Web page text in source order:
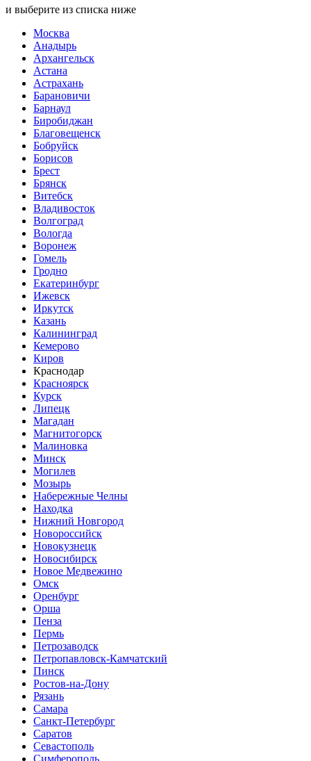
и выберите из списка ниже
Москва
Анадырь
Архангельск
Астана
Астрахань
Барановичи
Барнаул
Биробиджан
Благовещенск
Бобруйск
Борисов
Брест
Брянск
Витебск
Владивосток
Волгоград
Вологда
Воронеж
Гомель
Гродно
Екатеринбург
Ижевск
Иркутск
Казань
Калининград
Кемерово
Киров
Краснодар
Красноярск
Курск
Липецк
Магадан
Магнитогорск
Малиновка
Минск
Могилев
Мозырь
Набережные Челны
Находка
Нижний Новгород
Новороссийск
Новокузнецк
Новосибирск
Новое Медвежино
Омск
Оренбург
Орша
Пенза
Пермь
Петрозаводск
Петропавловск-Камчатский
Пинск
Ростов-на-Дону
Рязань
Самара
Санкт-Петербург
Саратов
Севастополь